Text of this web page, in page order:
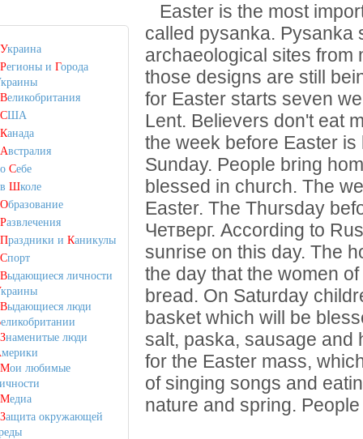
Easter is the most
called pysanka. Pysanka
archaeological sites from
those designs are still
for Easter starts seven
Lent. Believers don't eat
the week before Easter
Sunday. People bring
blessed in church. The
Easter. The Thursday
Четверг. According to
sunrise on this day. The
the day that the women
bread. On Saturday
basket which will be
salt, paska, sausage and
for the Easter mass,
of singing songs and
nature and spring.
Украина
Регионы и Города
Великобритания
США
Канада
Австралия
о Себе
в Школе
Образование
Развлечения
Праздники и Каникулы
Спорт
Выдающиеся личности
краины
Выдающиеся люди
еликобритании
Знаменитые люди
мерики
Мои любимые
Медиа
Защита окружающей